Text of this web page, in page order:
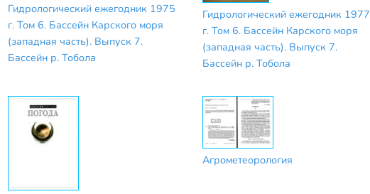
Гидрологический ежегодник 1975
г. Том 6. Бассейн Карского моря
(западная часть). Выпуск 7.
Бассейн р. Тобола
Гидрологический ежегодник 1977
г. Том 6. Бассейн Карского моря
(западная часть). Выпуск 7.
Бассейн р. Тобола
Агрометеорология